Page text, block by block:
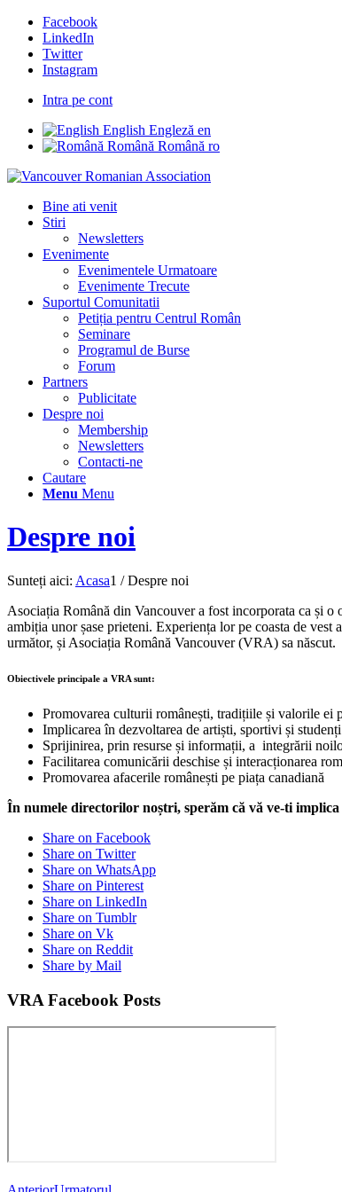
Facebook
LinkedIn
Twitter
Instagram
Intra pe cont
English Engleză en
Română Română ro
Bine ati venit
Stiri
Newsletters
Evenimente
Evenimentele Urmatoare
Evenimente Trecute
Suportul Comunitatii
Petiția pentru Centrul Român
Seminare
Programul de Burse
Forum
Partners
Publicitate
Despre noi
Membership
Newsletters
Contacti-ne
Cautare
Menu Menu
Despre noi
Sunteți aici: Acasa1 / Despre noi
Asociația Română din Vancouver a fost incorporata ca și
ambiția unor șase prieteni. Experiența lor pe coasta de
următor, și Asociația Română Vancouver (VRA) sa născut.
Obiectivele principale a VRA sunt:
Promovarea culturii românești, tradițiile și valorile ei
Implicarea în dezvoltarea de artiști, sportivi și studenți
Sprijinirea, prin resurse și informații, a integrării
Facilitarea comunicării deschise și interacționarea
Promovarea afacerile românești pe piața canadiană
În numele directorilor noștri, sperăm că vă ve-ti
Share on Facebook
Share on Twitter
Share on WhatsApp
Share on Pinterest
Share on LinkedIn
Share on Tumblr
Share on Vk
Share on Reddit
Share by Mail
VRA Facebook Posts